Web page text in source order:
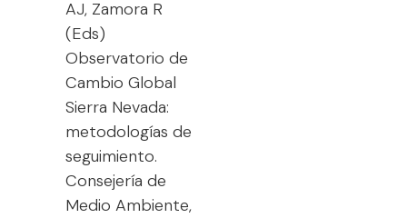
AJ, Zamora R
(Eds)
Observatorio de
Cambio Global
Sierra Nevada:
metodologías de
seguimiento.
Consejería de
Medio Ambiente,